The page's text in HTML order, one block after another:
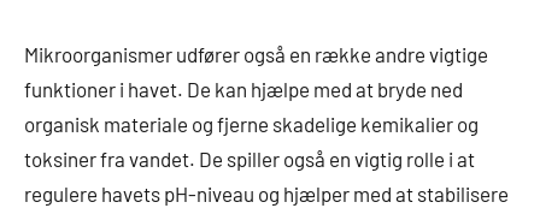
Mikroorganismer udfører også en række andre vigtige
funktioner i havet. De kan hjælpe med at bryde ned
organisk materiale og fjerne skadelige kemikalier og
toksiner fra vandet. De spiller også en vigtig rolle i at
regulere havets pH-niveau og hjælper med at stabilisere